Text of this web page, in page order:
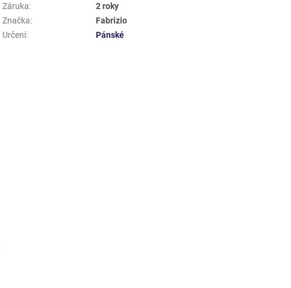
Záruka:
2 roky
Značka:
Fabrizio
Určení: Pánské